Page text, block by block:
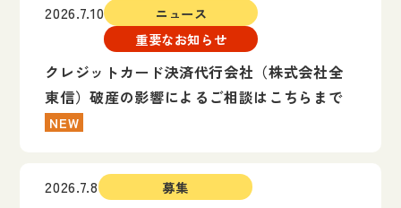
2026.7.10
ニュース
重要なお知らせ
クレジットカード決済代行会社（株式会社全
東信）破産の影響によるご相談はこちらまで
NEW
2026.7.8 募集